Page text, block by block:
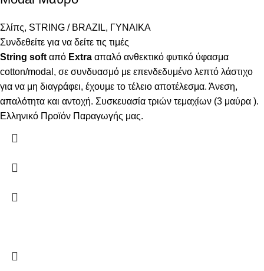
Σλίπς, STRING / BRAZIL, ΓΥΝΑΙΚΑ
Συνδεθείτε για να δείτε τις τιμές
String soft από Extra απαλό ανθεκτικό φυτικό ύφασμα
cotton/modal, σε συνδυασμό με επενδεδυμένο λεπτό λάστιχο
για να μη διαγράφει, έχουμε το τέλειο αποτέλεσμα. Άνεση,
απαλότητα και αντοχή. Συσκευασία τριών τεμαχίων (3 μαύρα ).
Ελληνικό Προϊόν Παραγωγής μας.